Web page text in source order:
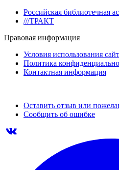
Российская библиотечная
///ТРАКТ
Правовая информация
Условия использования
Политика
Контактная информация
Оставить отзыв или
Сообщить об ошибке